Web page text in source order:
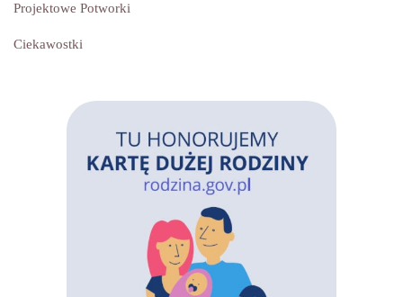
Projektowe Potworki
Ciekawostki